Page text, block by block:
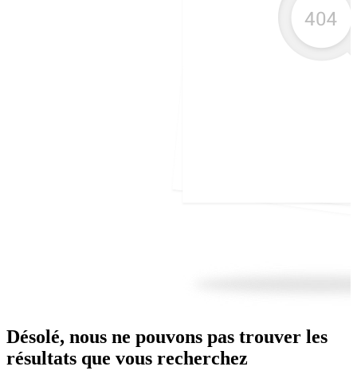
Désolé, nous ne pouvons pas trouver les
résultats que vous recherchez